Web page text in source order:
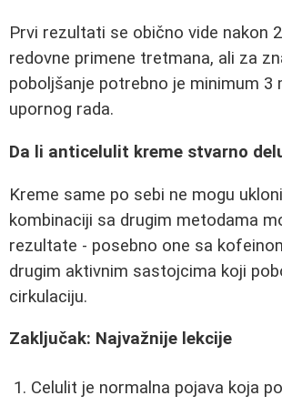
Prvi rezultati se obično vide nakon
redovne primene tretmana, ali za
poboljšanje potrebno je minimum 3
upornog rada.
Da li anticelulit kreme stvarno
Kreme same po sebi ne mogu
kombinaciji sa drugim metodama
rezultate - posebno one sa
drugim aktivnim sastojcima koji
cirkulaciju.
Zaključak: Najvažnije lekcije
Celulit je normalna pojava koja